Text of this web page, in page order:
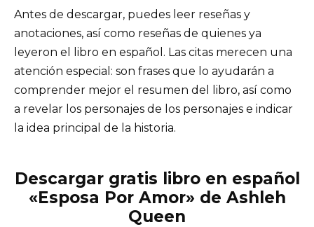
Antes de descargar, puedes leer reseñas y
anotaciones, así como reseñas de quienes ya
leyeron el libro en español. Las citas merecen una
atención especial: son frases que lo ayudarán a
comprender mejor el resumen del libro, así como
a revelar los personajes de los personajes e indicar
la idea principal de la historia.
Descargar gratis libro en español
«Esposa Por Amor» de Ashleh
Queen